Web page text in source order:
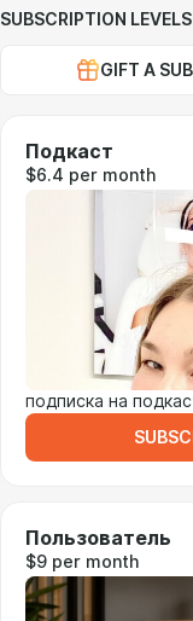
SUBSCRIPTION LEVELS
GIFT A
Подкаст
$6.4 per month
подписка на
Пользователь
$9 per month